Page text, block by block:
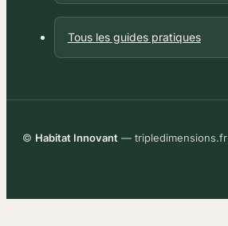
Tous les guides pratiques
© Habitat Innovant— tripledimensions.fr